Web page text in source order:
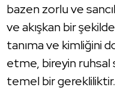
bazen zorlu ve
ve akışkan bir
tanıma ve kimliğini
etme, bireyin ruhsal
temel bir